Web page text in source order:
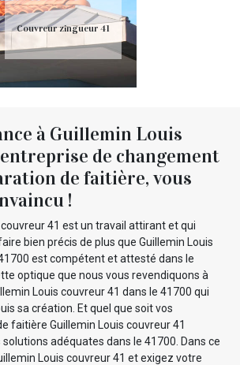
Couvreur zingueur 41
à Guillemin Louis
de changement
de faitière, vous
!
couvreur 41 est un travail attirant et qui
bien précis de plus que Guillemin Louis
est compétent et attesté dans le
optique que nous vous revendiquons à
Louis couvreur 41 dans le 41700 qui
sa création. Et quel que soit vos
faitière Guillemin Louis couvreur 41
adéquates dans le 41700. Dans ce
Louis couvreur 41 et exigez votre